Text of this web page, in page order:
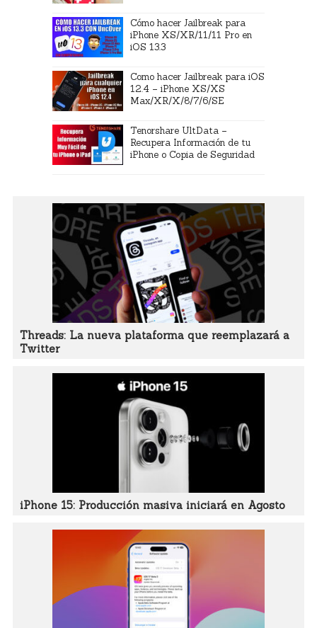
Cómo hacer Jailbreak para
iPhone XS/XR/11/11 Pro en
iOS 13.3
Como hacer Jailbreak para iOS
12.4 – iPhone XS/XS
Max/XR/X/8/7/6/SE
Tenorshare UltData –
Recupera Información de tu
iPhone o Copia de Seguridad
Threads: La nueva plataforma que reemplazará a
Twitter
iPhone 15: Producción masiva iniciará en Agosto